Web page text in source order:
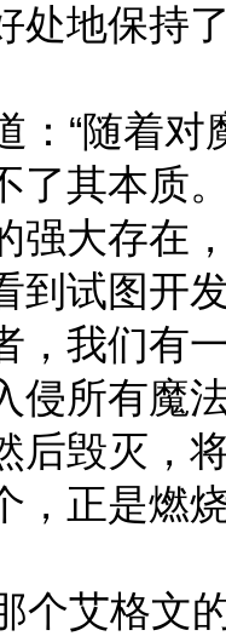
处地保持
“随着对
了其本质
强大存在
到试图开
，我们有
侵所有魔
后毁灭，
，正是燃
艾格文